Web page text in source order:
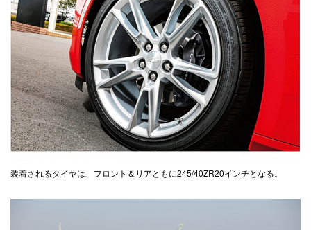
装着されるタイヤは、フロント＆リアともに245/40ZR20インチとなる。